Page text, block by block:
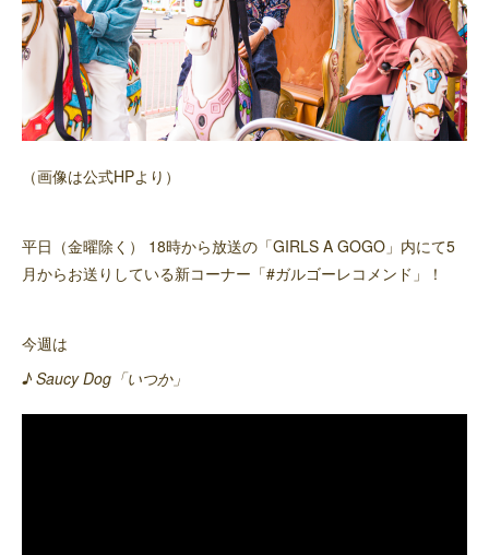
（画像は公式HPより）
平日（金曜除く） 18時から放送の「GIRLS A GOGO」内にて5
月からお送りしている新コーナー「#ガルゴーレコメンド」！
今週は
♪ Saucy Dog「いつか」